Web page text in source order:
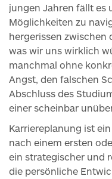
jungen Jahren fällt es
Möglichkeiten zu
hergerissen zwischen
was wir uns wirklich
manchmal ohne
Angst, den falschen
Abschluss des
einer scheinbar
Karriereplanung ist
nach einem ersten
ein strategischer und
die persönliche